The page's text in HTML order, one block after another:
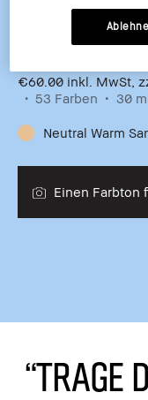
24 Stunden
€60.00 inkl. MwSt,
53 Farben
30
Neutral Warm
Einen Farbton
“Trage